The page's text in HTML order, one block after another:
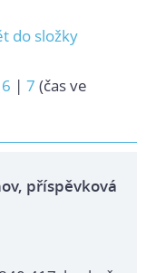
do složky
6 | 7 (čas ve
příspěvková